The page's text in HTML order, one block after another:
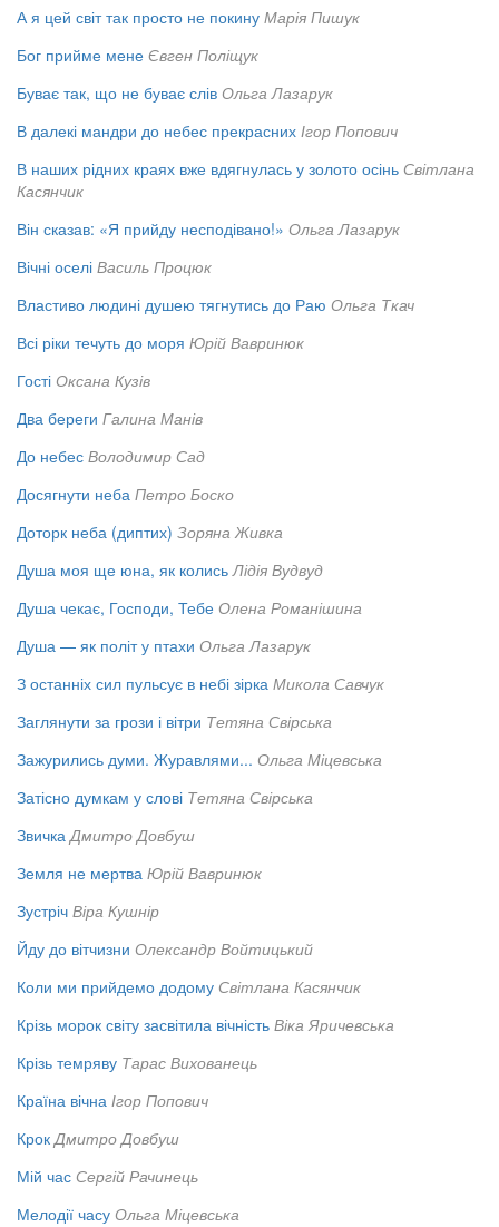
А я цей світ так просто не покину Марія Пишук
Бог прийме мене Євген Поліщук
Буває так, що не буває слів Ольга Лазарук
В далекі мандри до небес прекрасних Ігор Попович
В наших рідних краях вже вдягнулась у золото осінь Світлана
Касянчик
Він сказав: «Я прийду несподівано!» Ольга Лазарук
Вічні оселі Василь Процюк
Властиво людині душею тягнутись до Раю Ольга Ткач
Всі ріки течуть до моря Юрій Вавринюк
Гості Оксана Кузів
Два береги Галина Манів
До небес Володимир Сад
Досягнути неба Петро Боско
Доторк неба (диптих) Зоряна Живка
Душа моя ще юна, як колись Лідія Вудвуд
Душа чекає, Господи, Тебе Олена Романішина
Душа — як політ у птахи Ольга Лазарук
З останніх сил пульсує в небі зірка Микола Савчук
Заглянути за грози і вітри Тетяна Свірська
Зажурились думи. Журавлями... Ольга Міцевська
Затісно думкам у слові Тетяна Свірська
Звичка Дмитро Довбуш
Земля не мертва Юрій Вавринюк
Зустріч Віра Кушнір
Йду до вітчизни Олександр Войтицький
Коли ми прийдемо додому Світлана Касянчик
Крізь морок світу засвітила вічність Віка Яричевська
Крізь темряву Тарас Вихованець
Країна вічна Ігор Попович
Крок Дмитро Довбуш
Мій час Сергій Рачинець
Мелодії часу Ольга Міцевська